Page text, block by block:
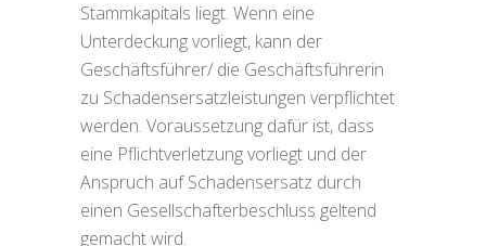
Stammkapitals liegt. Wenn eine
Unterdeckung vorliegt, kann der
Geschäftsführer/ die Geschäftsführerin
zu Schadensersatzleistungen verpflichtet
werden. Voraussetzung dafür ist, dass
eine Pflichtverletzung vorliegt und der
Anspruch auf Schadensersatz durch
einen Gesellschafterbeschluss geltend
gemacht wird.